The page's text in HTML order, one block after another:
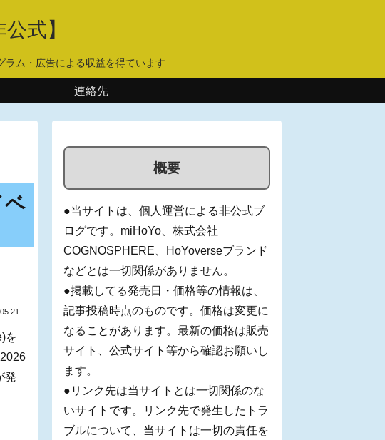
式】
ラム・広告による収益を得ています
連絡先
ベ
を
発
概要
●当サイトは、個人運営による非公式ブ
ログです。miHoYo、株式会社
COGNOSPHERE、HoYoverseブランド
などとは一切関係がありません。
●掲載してる発売日・価格等の情報は、
記事投稿時点のものです。価格は変更に
なることがあります。最新の価格は販売
サイト、公式サイト等から確認お願いし
ます。
●リンク先は当サイトとは一切関係のな
いサイトです。リンク先で発生したトラ
ブルについて、当サイトは一切の責任を